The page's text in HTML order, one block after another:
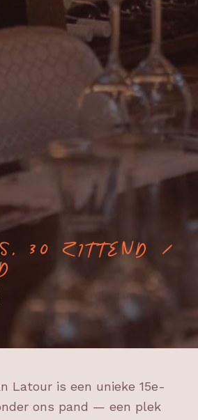
30 ZITTEND /
Latour is een unieke 15e-
ons pand — een plek